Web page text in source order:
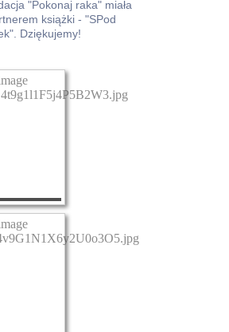
"Pokonaj raka" miała
książki - "SPod
Dziękujemy!